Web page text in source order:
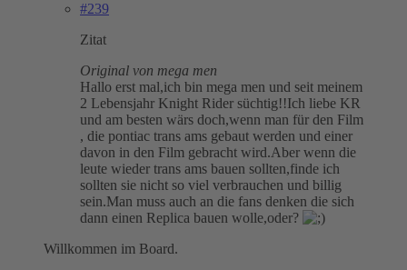
#239
Zitat
Original von mega men
Hallo erst mal,ich bin mega men und seit meinem
2 Lebensjahr Knight Rider süchtig!!Ich liebe KR
und am besten wärs doch,wenn man für den Film
, die pontiac trans ams gebaut werden und einer
davon in den Film gebracht wird.Aber wenn die
leute wieder trans ams bauen sollten,finde ich
sollten sie nicht so viel verbrauchen und billig
sein.Man muss auch an die fans denken die sich
dann einen Replica bauen wolle,oder?
Willkommen im Board.